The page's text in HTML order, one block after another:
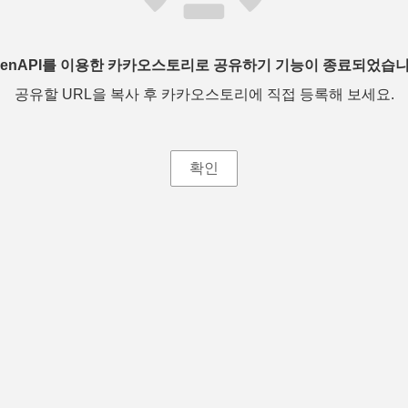
를 이용한 카카오스토리로 공유하기 기능이 종료되었습
공유할 URL을 복사 후 카카오스토리에 직접 등록해 보세요.
확인